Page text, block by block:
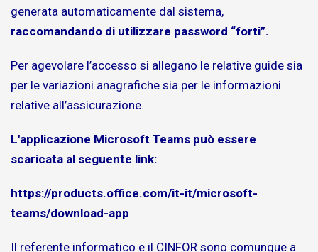
generata automaticamente dal sistema,
raccomandando di utilizzare password “forti”.
Per agevolare l’accesso si allegano le relative guide sia
per le variazioni anagrafiche sia per le informazioni
relative all’assicurazione.
L'applicazione Microsoft Teams può essere
scaricata al seguente link:
https://products.office.com/it-it/microsoft-
teams/download-app
Il referente informatico e il CINFOR sono comunque a